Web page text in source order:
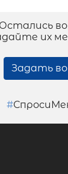
Остались
их
Задать
#